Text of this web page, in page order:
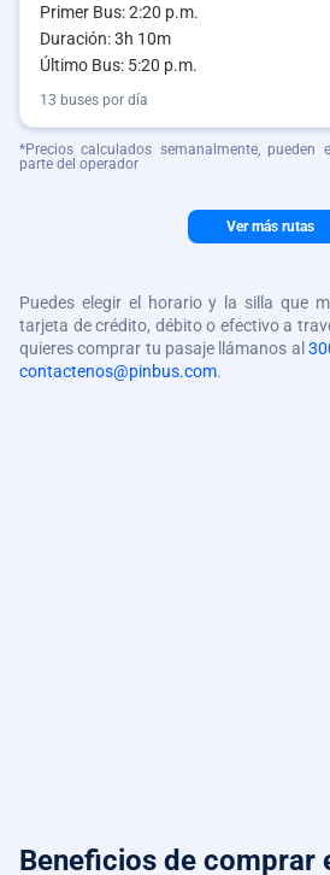
Primer Bus: 2:20 p.m.
Duración: 3h 10m
Último Bus: 5:20 p.m.
13 buses por día
*Precios calculados semanalmente,
parte del operador
Ver más rutas
Puedes elegir el horario y la silla que
tarjeta de crédito, débito o efectivo a
quieres comprar tu pasaje llámanos al
contactenos@pinbus.com.
Beneficios de comprar